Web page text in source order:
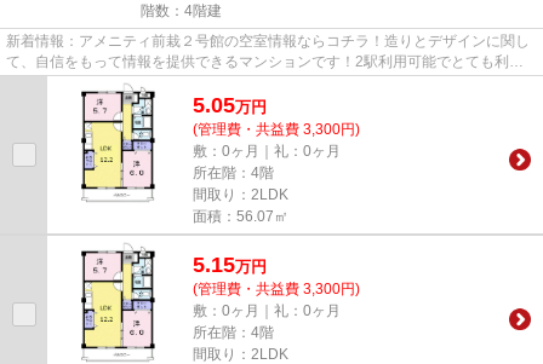
階数：4階建
新着情報：アメニティ前栽２号館の空室情報ならコチラ！造りとデザインに関し
て、自信をもって情報を提供できるマンションです！2駅利用可能でとても利便
性の高いマンションです！こち...
5.05万円
(管理費・共益費 3,300円)
敷：0ヶ月｜礼：0ヶ月
所在階：4階
間取り：2LDK
面積：56.07㎡
5.15万円
(管理費・共益費 3,300円)
敷：0ヶ月｜礼：0ヶ月
所在階：4階
間取り：2LDK